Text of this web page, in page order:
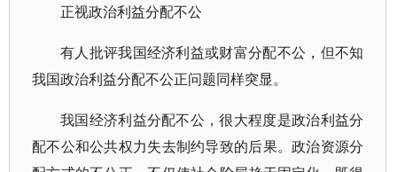
正视政治利益分配不公
有人批评我国经济利益或财富分配不公，但不知
我国政治利益分配不公正问题同样突显。
我国经济利益分配不公，很大程度是政治利益分
配不公和公共权力失去制约导致的后果。政治资源分